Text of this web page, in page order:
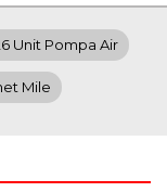
Unit Pompa Air
Mile